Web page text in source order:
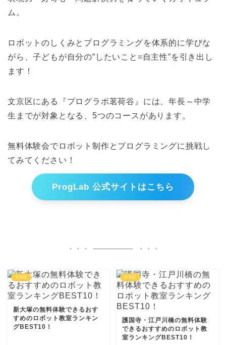
ム。
ロボットのしくみとプログラミングを体系的に学びな
がら、子どもが自分の”したいこと=自主性”を引き出し
ます！
文京区にある『プログラボ茗荷谷』には、年長～中学
生までが対象となる、5つのコースがあります。
無料体験会でロボット制作とプログラミングに挑戦し
てみてください！
ProgLab 公式サイトはこちら
文京区
新大塚の無料体験できるおす
すめのロボット教室ランキン
グBEST10！
文京区
護国寺・江戸川橋の無料体験
できるおすすめのロボット教
室ランキングBEST10！